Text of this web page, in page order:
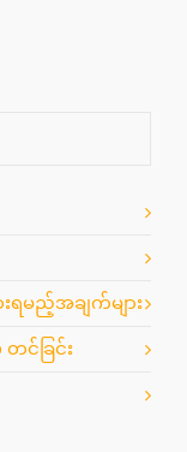
ရမည့်အချက်များ
တင်ခြင်း